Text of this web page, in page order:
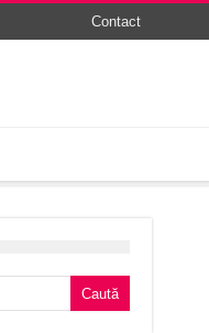
Contact